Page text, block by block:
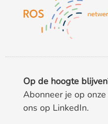
Op de hoogte
Abonneer je op
ons op LinkedIn.